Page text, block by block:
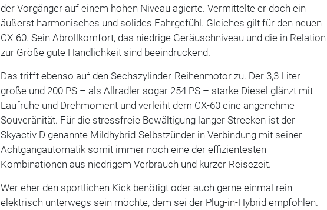
der Vorgänger auf einem hohen Niveau agierte. Vermittelte er doch ein
äußerst harmonisches und solides Fahrgefühl. Gleiches gilt für den neuen
CX-60. Sein Abrollkomfort, das niedrige Geräuschniveau und die in Relation
zur Größe gute Handlichkeit sind beeindruckend.
Das trifft ebenso auf den Sechszylinder-Reihenmotor zu. Der 3,3 Liter
große und 200 PS – als Allradler sogar 254 PS – starke Diesel glänzt mit
Laufruhe und Drehmoment und verleiht dem CX-60 eine angenehme
Souveränität. Für die stressfreie Bewältigung langer Strecken ist der
Skyactiv D genannte Mildhybrid-Selbstzünder in Verbindung mit seiner
Achtgangautomatik somit immer noch eine der effizientesten
Kombinationen aus niedrigem Verbrauch und kurzer Reisezeit.
Wer eher den sportlichen Kick benötigt oder auch gerne einmal rein
elektrisch unterwegs sein möchte, dem sei der Plug-in-Hybrid empfohlen.